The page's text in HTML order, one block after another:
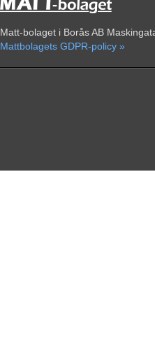
Matt-bolaget i Borås AB
Mattbolagets GDPR-policy »